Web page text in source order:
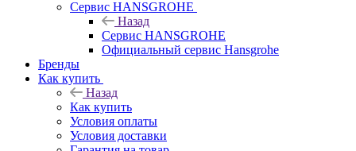
Сервис HANSGROHE
Назад
Сервис HANSGROHE
Официальный сервис Hansgrohe
Бренды
Как купить
Назад
Как купить
Условия оплаты
Условия доставки